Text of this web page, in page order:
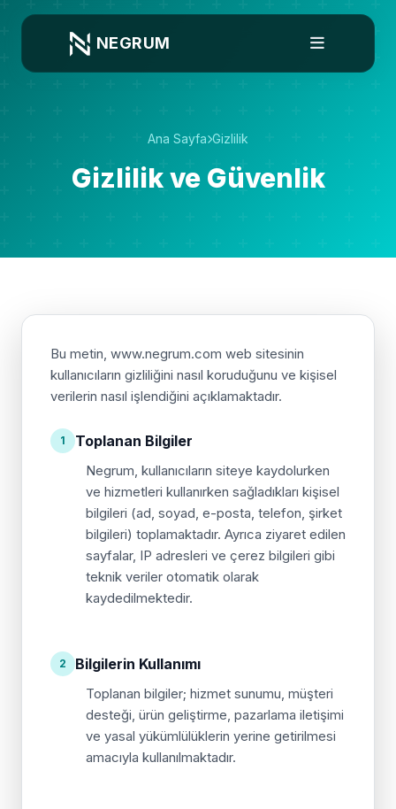
NEGRUM
Ana Sayfa Gizlilik
Gizlilik ve Güvenlik
Bu metin, www.negrum.com web sitesinin
kullanıcıların gizliliğini nasıl koruduğunu ve kişisel
verilerin nasıl işlendiğini açıklamaktadır.
1 Toplanan Bilgiler
Negrum, kullanıcıların siteye kaydolurken
ve hizmetleri kullanırken sağladıkları kişisel
bilgileri (ad, soyad, e-posta, telefon, şirket
bilgileri) toplamaktadır. Ayrıca ziyaret edilen
sayfalar, IP adresleri ve çerez bilgileri gibi
teknik veriler otomatik olarak
kaydedilmektedir.
2 Bilgilerin Kullanımı
Toplanan bilgiler; hizmet sunumu, müşteri
desteği, ürün geliştirme, pazarlama iletişimi
ve yasal yükümlülüklerin yerine getirilmesi
amacıyla kullanılmaktadır.